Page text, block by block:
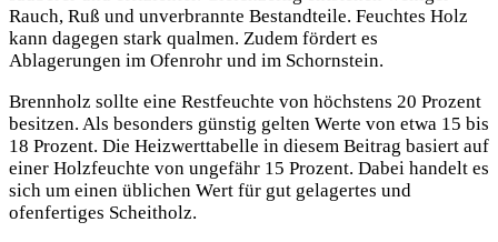
Rauch, Ruß und unverbrannte Bestandteile. Feuchtes Holz
kann dagegen stark qualmen. Zudem fördert es
Ablagerungen im Ofenrohr und im Schornstein.
Brennholz sollte eine Restfeuchte von höchstens 20 Prozent
besitzen. Als besonders günstig gelten Werte von etwa 15 bis
18 Prozent. Die Heizwerttabelle in diesem Beitrag basiert auf
einer Holzfeuchte von ungefähr 15 Prozent. Dabei handelt es
sich um einen üblichen Wert für gut gelagertes und
ofenfertiges Scheitholz.